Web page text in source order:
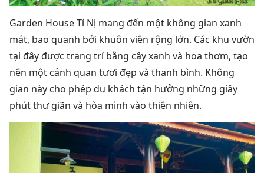
Garden House Tí Nị mang đến một không gian xanh
mát, bao quanh bởi khuôn viên rộng lớn. Các khu vườn
tại đây được trang trí bằng cây xanh và hoa thơm, tạo
nên một cảnh quan tươi đẹp và thanh bình. Không
gian này cho phép du khách tận hưởng những giây
phút thư giãn và hòa mình vào thiên nhiên.